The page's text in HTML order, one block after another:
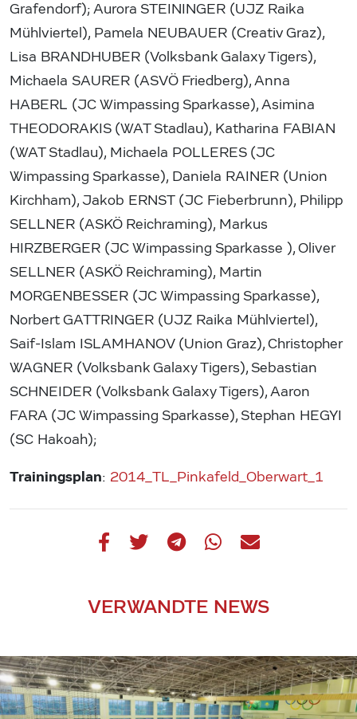
Grafendorf); Aurora STEININGER (UJZ Raika
Mühlviertel), Pamela NEUBAUER (Creativ Graz),
Lisa BRANDHUBER (Volksbank Galaxy Tigers),
Michaela SAURER (ASVÖ Friedberg), Anna
HABERL (JC Wimpassing Sparkasse), Asimina
THEODORAKIS (WAT Stadlau), Katharina FABIAN
(WAT Stadlau), Michaela POLLERES (JC
Wimpassing Sparkasse), Daniela RAINER (Union
Kirchham), Jakob ERNST (JC Fieberbrunn), Philipp
SELLNER (ASKÖ Reichraming), Markus
HIRZBERGER (JC Wimpassing Sparkasse ), Oliver
SELLNER (ASKÖ Reichraming), Martin
MORGENBESSER (JC Wimpassing Sparkasse),
Norbert GATTRINGER (UJZ Raika Mühlviertel),
Saif-Islam ISLAMHANOV (Union Graz), Christopher
WAGNER (Volksbank Galaxy Tigers), Sebastian
SCHNEIDER (Volksbank Galaxy Tigers), Aaron
FARA (JC Wimpassing Sparkasse), Stephan HEGYI
(SC Hakoah);
Trainingsplan: 2014_TL_Pinkafeld_Oberwart_1
VERWANDTE NEWS